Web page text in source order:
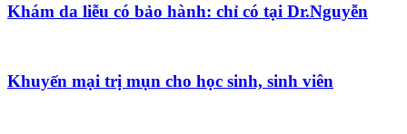
Khám da liễu có bảo hành: chỉ có tại Dr.Nguyễn
Khuyến mại trị mụn cho học sinh, sinh viên